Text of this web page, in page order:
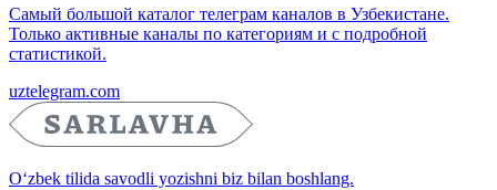
Самый большой каталог телеграм каналов в Узбекистане.
Только активные каналы по категориям и с подробной
статистикой.
uztelegram.com
O‘zbek tilida savodli yozishni biz bilan boshlang.